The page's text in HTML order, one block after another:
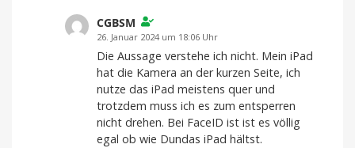
CGBSM
26. Januar 2024 um 18:06 Uhr
Die Aussage verstehe ich nicht. Mein iPad
hat die Kamera an der kurzen Seite, ich
nutze das iPad meistens quer und
trotzdem muss ich es zum entsperren
nicht drehen. Bei FaceID ist ist es völlig
egal ob wie Dundas iPad hältst.